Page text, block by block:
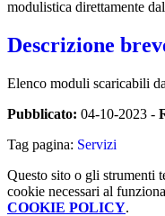
modulistica direttamente
Descrizione
Elenco moduli scaricabili
Pubblicato: 04-10-2023 -
Tag pagina: Servizi
Questo sito o gli strumenti
cookie necessari al
COOKIE POLICY.